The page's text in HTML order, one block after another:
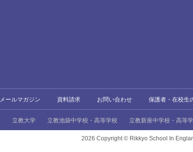
メールマガジン 資料請求 お問い合わせ 保護者・在校生
立教大学 立教池袋中学校・高等学校 立教新座中学校・高等
2026 Copyright © Rikkyo School In